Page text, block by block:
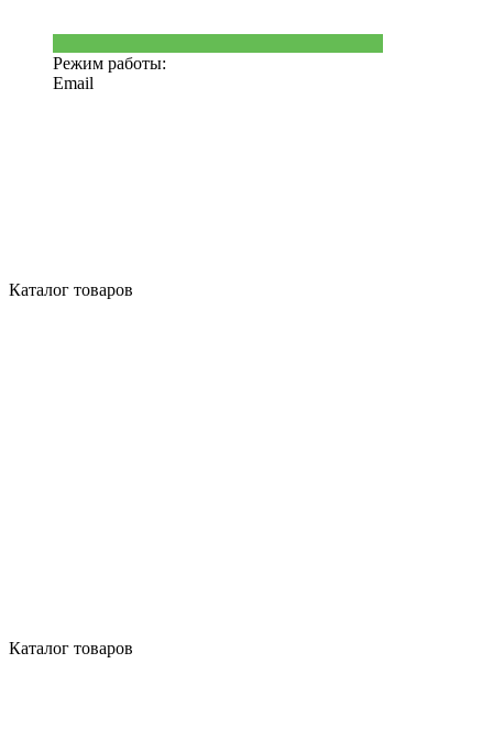
Режим работы:
Email
Каталог товаров
Каталог товаров